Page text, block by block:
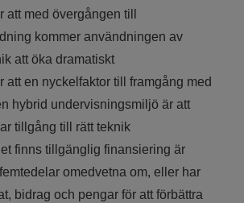
att med övergången till
kommer användningen av
att öka dramatiskt
att en nyckelfaktor till framgång med
hybrid undervisningsmiljö är att
tillgång till rätt teknik
finns tillgänglig finansiering är
omedvetna om, eller har
bidrag och pengar för att förbättra